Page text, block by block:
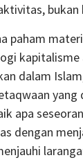
bukan
paham
kapitalisme
dalam
yang
apa
dengan